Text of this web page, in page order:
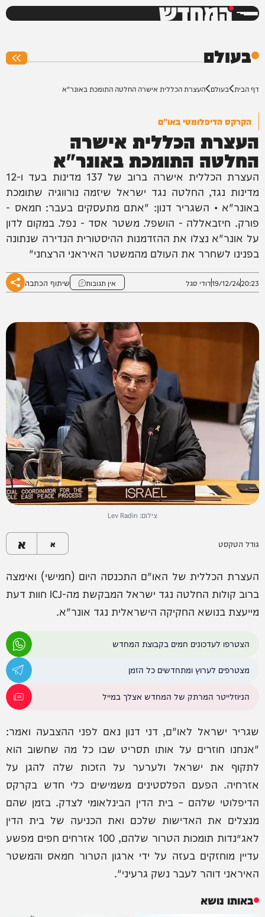
המחדש
בעולם
דף הבית בעולם העצרת הכללית אישרה החלטה התומכת באונר"א
הקרקס הדיפלומטי באו"ם
העצרת הכללית אישרה
החלטה התומכת באונר"א
העצרת הכללית אישרה ברוב של 137 מדינות בעד ו-12
מדינות נגד, החלטה נגד ישראל שיזמה נורווגיה שתומכת
באונר"א • השגריר דנון: "אתם מתעסקים בעבר: חמאס -
פורק. חיזבאללה - הושפל. משטר אסד - נפל. במקום לדון
על אונר"א נצלו את ההזדמנות ההיסטורית הנדירה שנתונה
בפנינו לשחרר את העולם מהמשטר האיראני הרצחני"
20:23
19/12/24דודי סגל אין תגובות שיתוף הכתבה
צילום: Lev Radin
גודל הטקסט א א
העצרת הכללית של האו"ם התכנסה היום (חמישי) ואימצה
ברוב קולות החלטה נגד ישראל המבקשת מה-ICJ חוות דעת
מייעצת בנושא החקיקה הישראלית נגד אונר"א.
הצטרפו לעדכונים חמים בקבוצת המחדש
מצטרפים לערוץ ומתחדשים כל הזמן
הניוזלייטר המרתק של המחדש אצלך במייל
שגריר ישראל לאו"ם, דני דנון נאם לפני ההצבעה ואמר:
"אנחנו חוזרים על אותו תסריט שבו כל מה שחשוב הוא
לתקוף את ישראל ולערער על הזכות שלה להגן על
אזרחיה. הפעם הפלסטינים משמישים כלי חדש בקרקס
הדיפלוטי שלהם – בית הדין הבינלאומי לצדק. בזמן שהם
מנצלים את האדישות שלכם ואת הכניעה של בית הדין
לאג׳נדות תומכות הטרור שלהם, 100 אזרחים חפים מפשע
עדיין מוחזקים בעזה על ידי ארגון הטרור חמאס והמשטר
האיראני דוהר לעבר נשק גרעיני".
באותו נושא